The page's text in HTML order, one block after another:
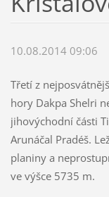
10.08.2014 09:06
Třetí z
hory Dakpa Shelri
jihovýchodní části
Arunáčal Pradéš.
planiny a
ve výšce 5735 m.